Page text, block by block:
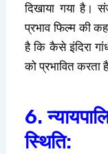
दिखाया गया है।
प्रभाव फिल्म की
है कि कैसे इंदिरा
को प्रभावित करता
6.
स्थिति: